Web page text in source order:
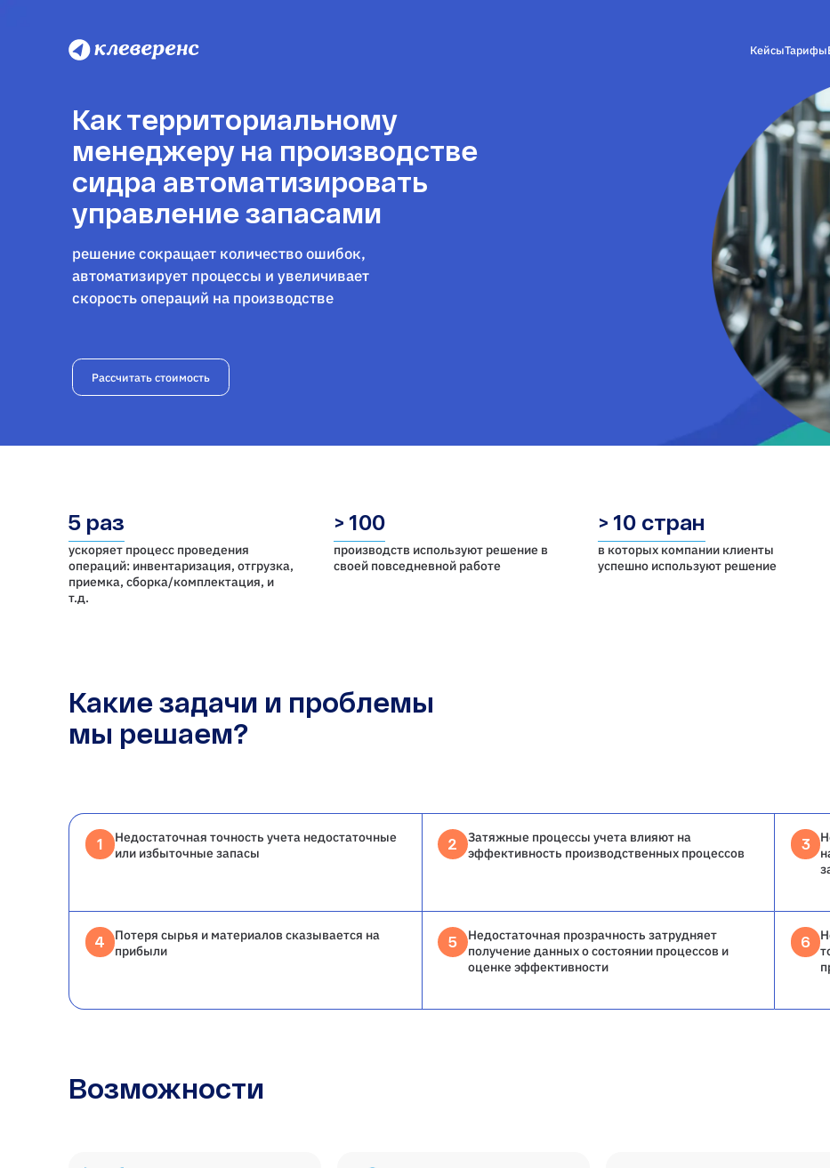
КейсыТарифы
Как территориальному
менеджеру на производстве
сидра автоматизировать
управление запасами
решение сокращает количество ошибок,
автоматизирует процессы и увеличивает
скорость операций на производстве
Рассчитать стоимость
5 раз
ускоряет процесс проведения
операций: инвентаризация, отгрузка,
приемка, cборка/комплектация, и
т.д.
> 100
производств используют решение в
своей повседневной работе
> 10 стран
в которых компании клиенты
успешно используют решение
Какие задачи и проблемы
мы решаем?
1
Недостаточная точность учета недостаточные
или избыточные запасы
2
Затяжные процессы учета влияют на
эффективность производственных процессов
3
4
Потеря сырья и материалов сказывается на
прибыли
5
Недостаточная прозрачность затрудняет
получение данных о состоянии процессов и
оценке эффективности
6
Возможности